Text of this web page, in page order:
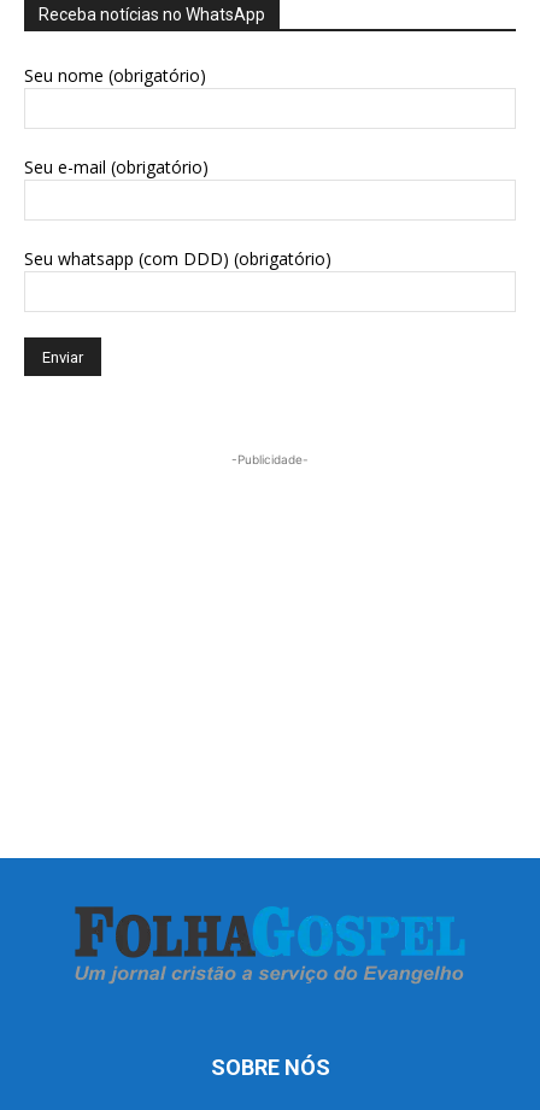
Receba notícias no WhatsApp
Seu nome (obrigatório)
Seu e-mail (obrigatório)
Seu whatsapp (com DDD) (obrigatório)
-Publicidade-
SOBRE NÓS